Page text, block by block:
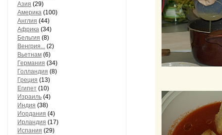
Азия (29)
Америка (100)
Англия (44)
Африка (34)
Бельгия (8)
Венгрия... (2)
Вьетнам (6)
Германия (34)
Голландия (8)
Греция (13)
Египет (10)
Израиль (4)
Индия (38)
Иордания (4)
Ирландия (17)
Испания (29)